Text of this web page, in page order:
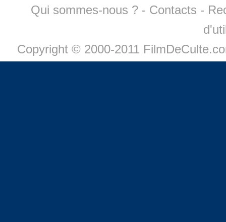
Qui sommes-nous ? - Contacts -
Copyright © 2000-2011